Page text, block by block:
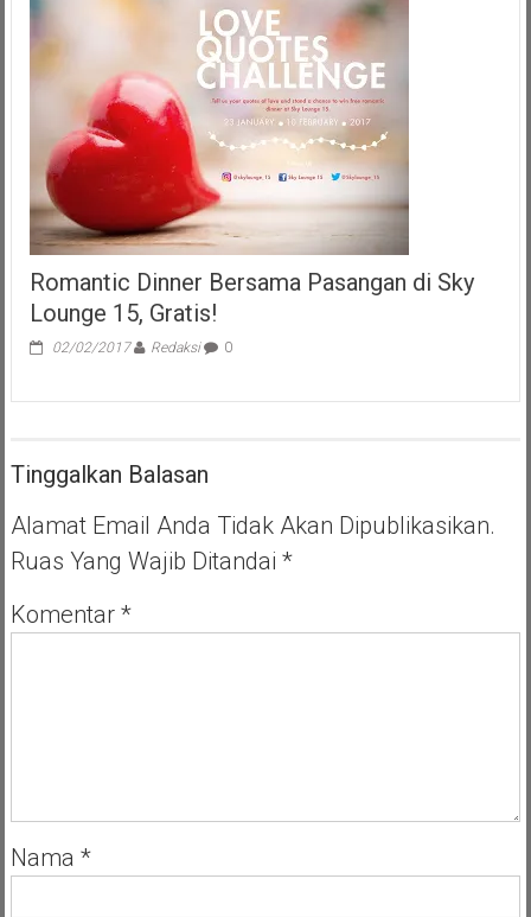
Romantic Dinner Bersama Pasangan di Sky
Lounge 15, Gratis!
02/02/2017 Redaksi 0
Tinggalkan Balasan
Alamat Email Anda Tidak Akan Dipublikasikan.
Ruas Yang Wajib Ditandai *
Komentar *
Nama *